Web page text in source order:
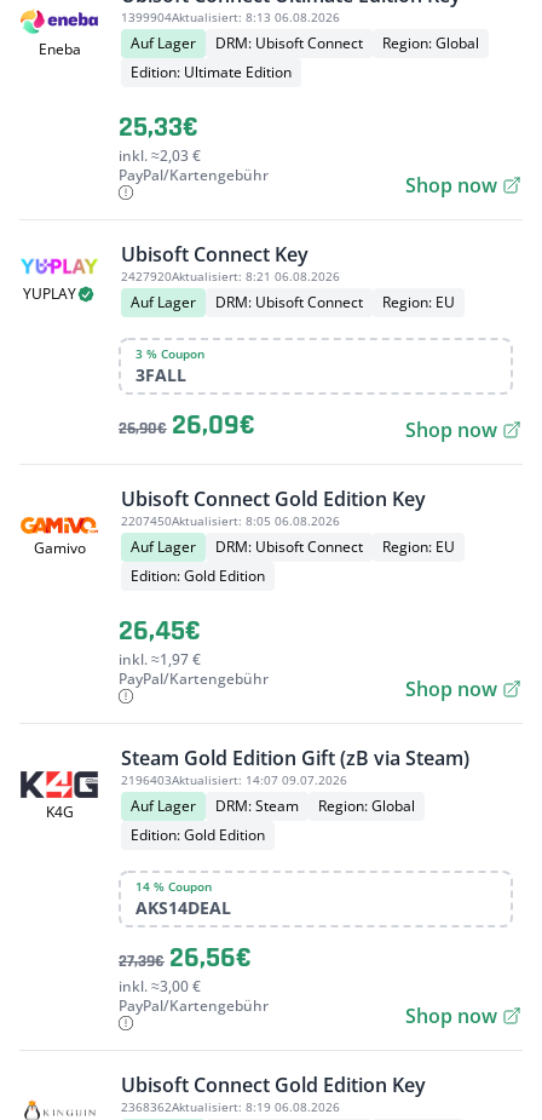
Eneba
1399904Aktualisiert: 8:13 06.08.2026
Auf Lager DRM: Ubisoft Connect
Region: Global
Edition: Ultimate Edition
25,33€
inkl. ≈2,03 €
PayPal/Kartengebühr
Shop now
YUPLAY
Ubisoft Connect Key
2427920Aktualisiert: 8:21 06.08.2026
Auf Lager DRM: Ubisoft Connect Region: EU
3 % Coupon
3FALL
26,90€ 26,09€ Shop now
Gamivo
Ubisoft Connect Gold Edition Key
2207450Aktualisiert: 8:05 06.08.2026
Auf Lager DRM: Ubisoft Connect
Region: EU
Edition: Gold Edition
26,45€
inkl. ≈1,97 €
PayPal/Kartengebühr
Shop now
K4G
Steam Gold Edition Gift (zB via Steam)
2196403Aktualisiert: 14:07 09.07.2026
Auf Lager DRM: Steam
Region: Global
Edition: Gold Edition
14 % Coupon
AKS14DEAL
27,39€ 26,56€
inkl. ≈3,00 €
PayPal/Kartengebühr
Shop now
Ubisoft Connect Gold Edition Key
2368362Aktualisiert: 8:19 06.08.2026